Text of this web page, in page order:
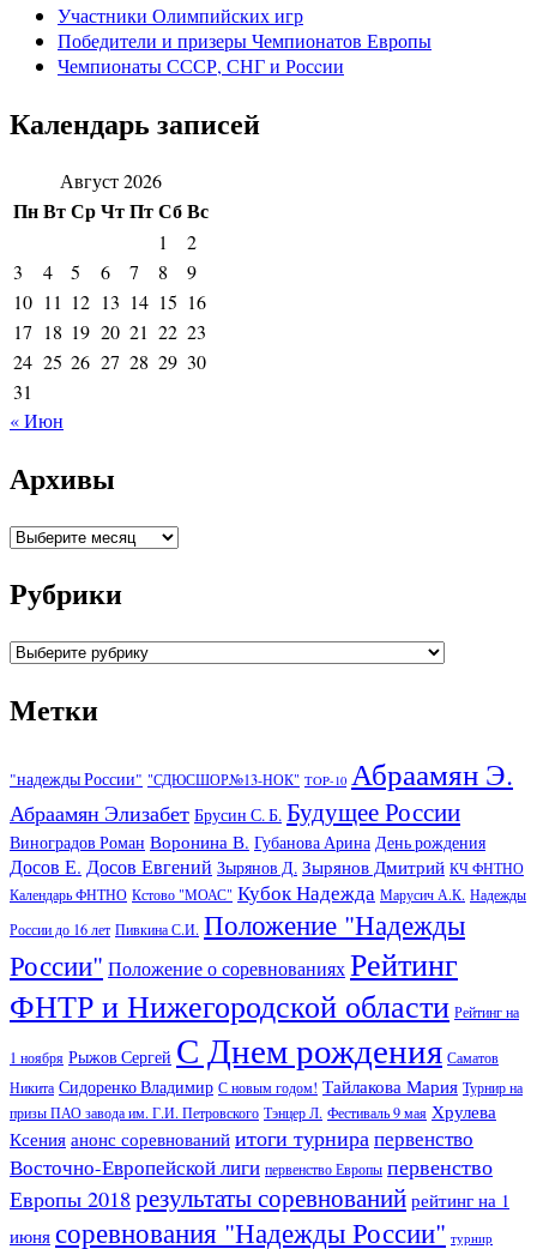
Участники Олимпийских игр
Победители и призеры Чемпионатов Европы
Чемпионаты СССР, СНГ и Росcии
Календарь записей
Август 2026
ПнВтСрЧтПтСбВс
1
2
3
4 5 6 7 8
9
10 11 12 13 14 15 16
17 18 19 20 21 22 23
24 25 26 27 28 29 30
31
« Июн
Архивы
Архивы
Рубрики
Рубрики
Метки
"надежды России" "СДЮСШОР№13-НОК" TOP-10 Абраамян Э.
Абраамян Элизабет Брусин С. Б. Будущее России
Виноградов Роман Воронина В. Губанова Арина День рождения
Досов Е. Досов Евгений Зырянов Д. Зырянов Дмитрий КЧ ФНТНО
Календарь ФНТНО Кстово "МОАС" Кубок Надежда Марусич А.К. Надежды
России до 16 лет Пивкина С.И. Положение "Надежды
России" Положение о соревнованияхРейтинг
ФНТР и Нижегородской области Рейтинг на
1 ноября Рыжов Сергей С Днем рождения Саматов
Никита Сидоренко Владимир С новым годом! Тайлакова Мария Турнир на
призы ПАО завода им. Г.И. Петровского Тэнцер Л. Фестиваль 9 мая Хрулева
Ксения анонс соревнований итоги турнирапервенство
Восточно-Европейской лиги первенство Европы первенство
Европы 2018 результаты соревнований рейтинг на 1
июня соревнования "Надежды России" турнир